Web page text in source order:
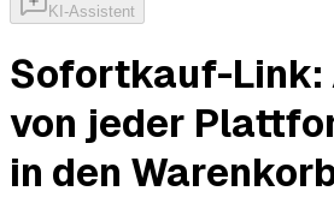
KI-Assistent
Sofortkauf-
von jeder
in den